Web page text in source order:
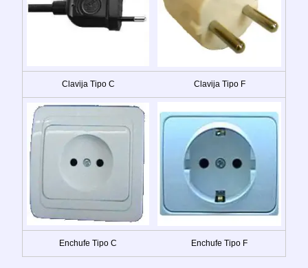
Clavija Tipo C Clavija Tipo F
Enchufe Tipo C Enchufe Tipo F